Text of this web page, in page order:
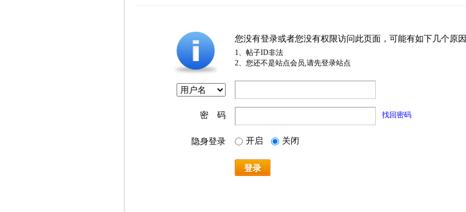
您没有登录或者您没有权限访问此页面，可能有如下几个原因
1、帖子ID非法
2、您还不是站点会员,请先登录站点
密 码 找回密码
隐身登录 开启 关闭
登录